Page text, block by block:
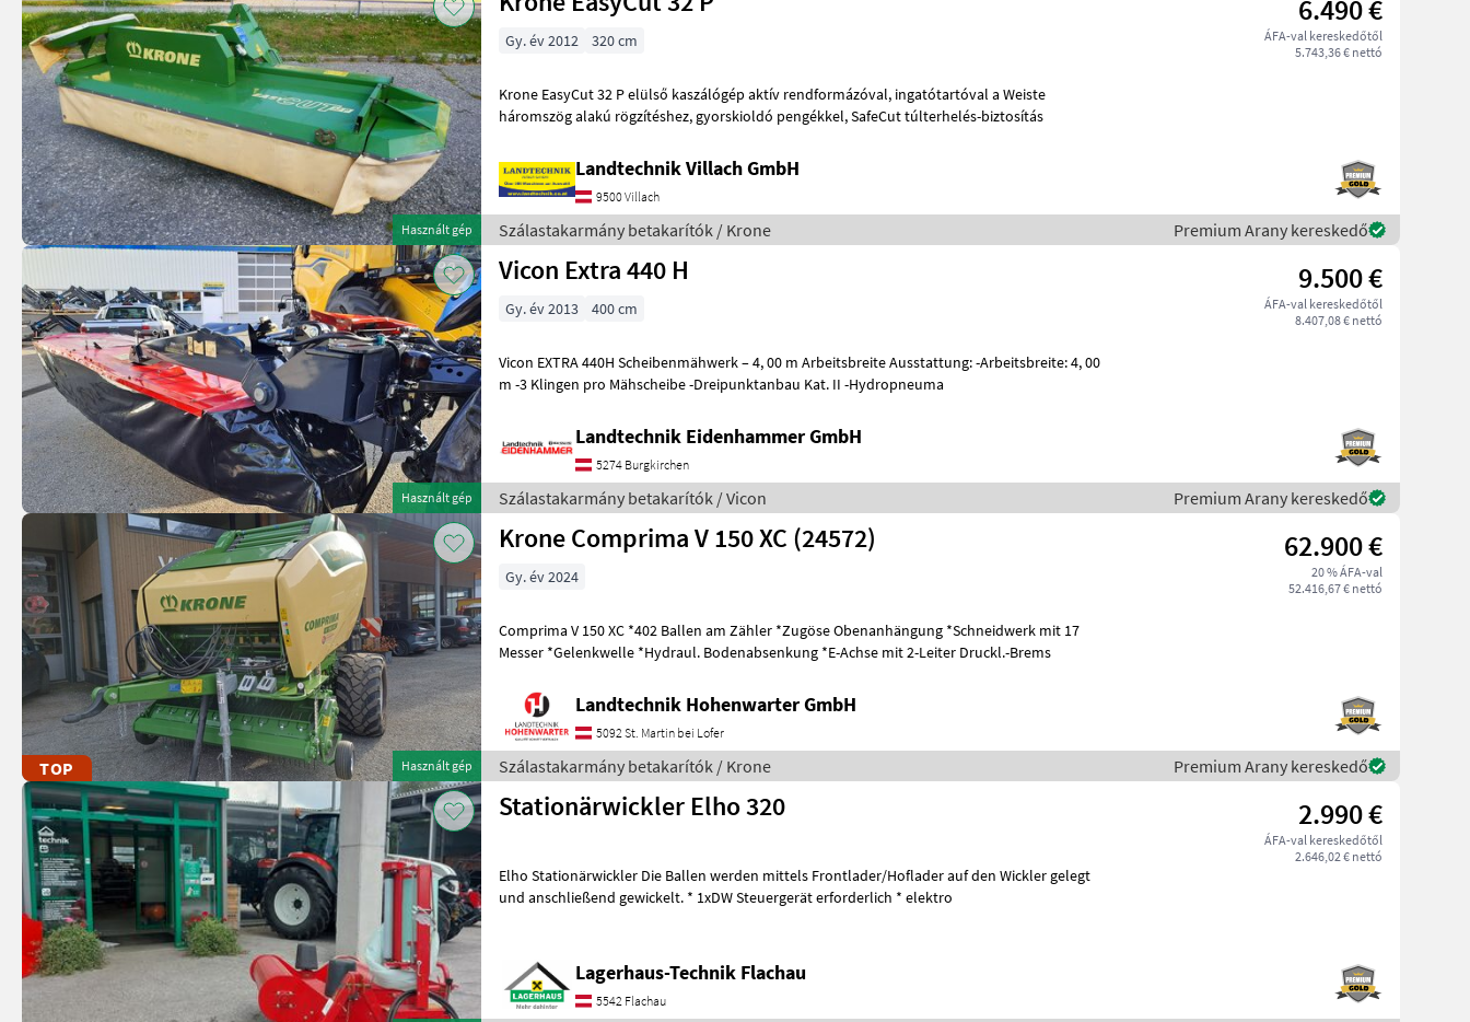
Használt gép
6.490 €
ÁFA-val kereskedőtől
5.743,36 € nettó
Gy. év 2012 320 cm
Krone EasyCut 32 P elülső kaszálógép aktív rendformázóval, ingatótartóval a Weiste
háromszög alakú rögzítéshez, gyorskioldó pengékkel, SafeCut túlterhelés-biztosítás
Landtechnik Villach GmbH
9500 Villach
Szálastakarmány betakarítók / Krone Premium Arany kereskedő
Használt gép
Vicon Extra 440 H 9.500 €
ÁFA-val kereskedőtől
8.407,08 € nettó
Gy. év 2013 400 cm
Vicon EXTRA 440H Scheibenmähwerk – 4, 00 m Arbeitsbreite Ausstattung: -Arbeitsbreite: 4, 00
m -3 Klingen pro Mähscheibe -Dreipunktanbau Kat. II -Hydropneuma
Landtechnik Eidenhammer GmbH
5274 Burgkirchen
Szálastakarmány betakarítók / Vicon Premium Arany kereskedő
TOP Használt gép
Krone Comprima V 150 XC (24572) 62.900 €
20 % ÁFA-val
52.416,67 € nettó
Gy. év 2024
Comprima V 150 XC *402 Ballen am Zähler *Zugöse Obenanhängung *Schneidwerk mit 17
Messer *Gelenkwelle *Hydraul. Bodenabsenkung *E-Achse mit 2-Leiter Druckl.-Brems
Landtechnik Hohenwarter GmbH
5092 St. Martin bei Lofer
Szálastakarmány betakarítók / Krone Premium Arany kereskedő
Stationärwickler Elho 320 2.990 €
ÁFA-val kereskedőtől
2.646,02 € nettó
Elho Stationärwickler Die Ballen werden mittels Frontlader/Hoflader auf den Wickler gelegt
und anschließend gewickelt. * 1xDW Steuergerät erforderlich * elektro
Lagerhaus-Technik Flachau
5542 Flachau